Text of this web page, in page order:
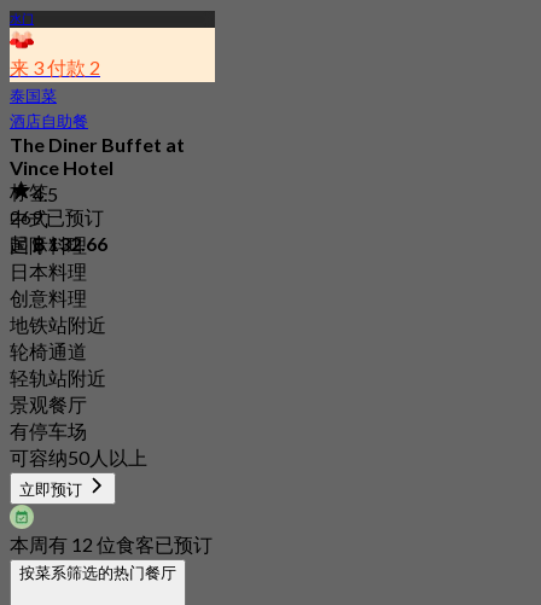
水门
来 3 付款 2
泰国菜
酒店自助餐
The Diner Buffet at
Vince Hotel
4.5
269 已预订
起฿ 132.66
标签
中式
国际料理
日本料理
创意料理
地铁站附近
轮椅通道
轻轨站附近
景观餐厅
有停车场
可容纳50人以上
立即预订
本周有 12 位食客已预订
按菜系筛选的热门餐厅